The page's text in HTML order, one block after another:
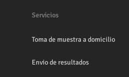
Servicios
Toma de muestra a domicilio
Envio de resultados